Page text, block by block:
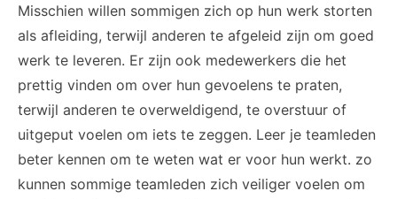
Misschien willen sommigen zich op hun werk storten
als afleiding, terwijl anderen te afgeleid zijn om goed
werk te leveren. Er zijn ook medewerkers die het
prettig vinden om over hun gevoelens te praten,
terwijl anderen te overweldigend, te overstuur of
uitgeput voelen om iets te zeggen. Leer je teamleden
beter kennen om te weten wat er voor hun werkt. zo
kunnen sommige teamleden zich veiliger voelen om